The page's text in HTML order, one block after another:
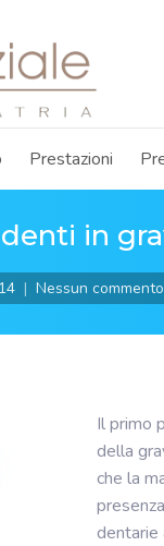
Prestazioni
in
Nessun commento
Il primo
della
che la
dentarie